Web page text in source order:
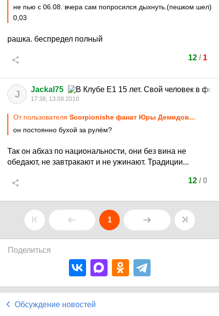
не пью с 06.08. вчера сам попросился дыхнуть.(пешком шел)
0,03
рашка. беспредел полный
12 / 1
J Jackal75
17:38, 13.08.2010
От пользователя Scorpionishe фанат Юры Демидов...
он постоянно бухой за рулём?
Так он абхаз по национальности, они без вина не
обедают, не завтракают и не ужинают. Традиции...
12 / 0
1
Поделиться
Обсуждение новостей